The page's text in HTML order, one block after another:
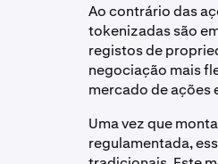
Ao contrário das
tokenizadas são
registos de
negociação mais
mercado de ações
Uma vez que
regulamentada,